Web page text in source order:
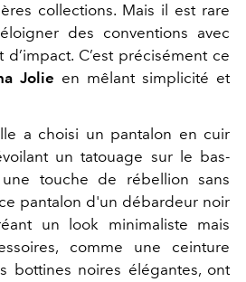
collections. Mais il est rare
des conventions avec
d’impact. C’est précisément ce
Jolie en mêlant simplicité et
a choisi un pantalon en cuir
un tatouage sur le bas-
touche de rébellion sans
pantalon d'un débardeur noir
un look minimaliste mais
comme une ceinture
bottines noires élégantes, ont